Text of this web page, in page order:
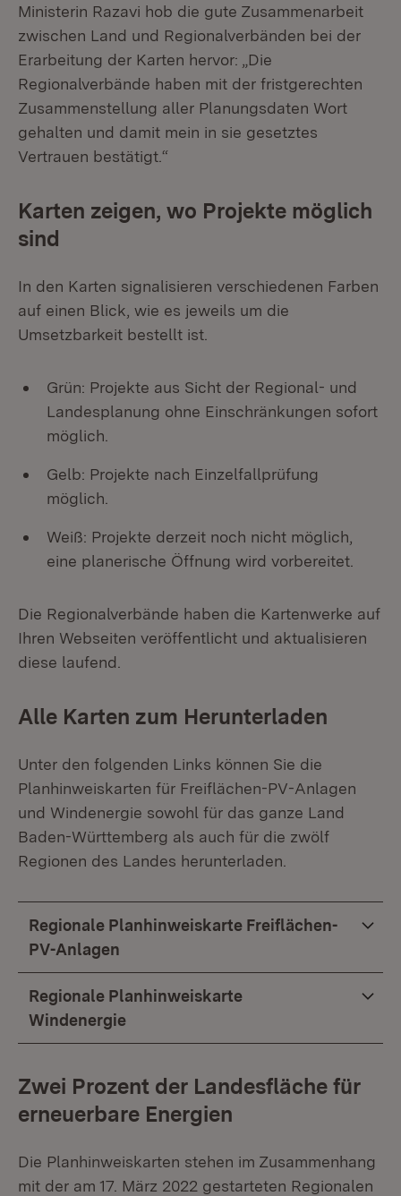
Ministerin Razavi hob die gute Zusammenarbeit
zwischen Land und Regionalverbänden bei der
Erarbeitung der Karten hervor: „Die
Regionalverbände haben mit der fristgerechten
Zusammenstellung aller Planungsdaten Wort
gehalten und damit mein in sie gesetztes
Vertrauen bestätigt.“
Karten zeigen, wo Projekte möglich
sind
In den Karten signalisieren verschiedenen Farben
auf einen Blick, wie es jeweils um die
Umsetzbarkeit bestellt ist.
Grün: Projekte aus Sicht der Regional- und
Landesplanung ohne Einschränkungen sofort
möglich.
Gelb: Projekte nach Einzelfallprüfung
möglich.
Weiß: Projekte derzeit noch nicht möglich,
eine planerische Öffnung wird vorbereitet.
Die Regionalverbände haben die Kartenwerke auf
Ihren Webseiten veröffentlicht und aktualisieren
diese laufend.
Alle Karten zum Herunterladen
Unter den folgenden Links können Sie die
Planhinweiskarten für Freiflächen-PV-Anlagen
und Windenergie sowohl für das ganze Land
Baden-Württemberg als auch für die zwölf
Regionen des Landes herunterladen.
Regionale Planhinweiskarte Freiflächen-
PV-Anlagen
Regionale Planhinweiskarte
Windenergie
Zwei Prozent der Landesfläche für
erneuerbare Energien
Die Planhinweiskarten stehen im Zusammenhang
mit der am 17. März 2022 gestarteten Regionalen